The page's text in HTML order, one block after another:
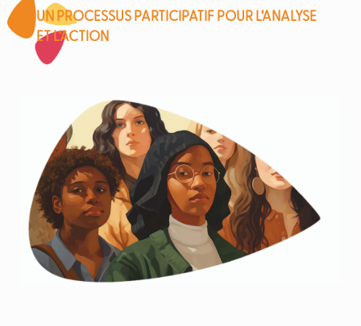
UN PROCESSUS PARTICIPATIF POUR L’ANALYSE
ET L’ACTION